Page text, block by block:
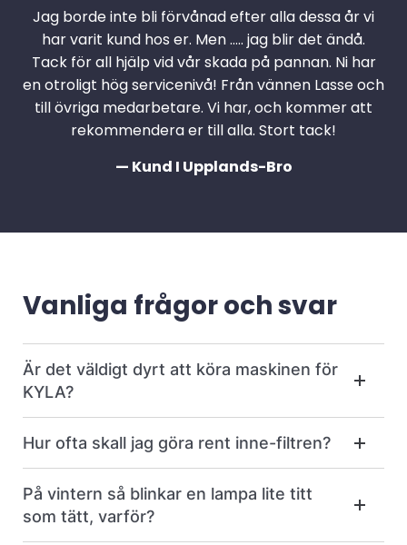
Jag borde inte bli förvånad efter alla dessa år vi
har varit kund hos er. Men ….. jag blir det ändå.
Tack för all hjälp vid vår skada på pannan. Ni har
en otroligt hög servicenivå! Från vännen Lasse och
till övriga medarbetare. Vi har, och kommer att
rekommendera er till alla. Stort tack!
— Kund I Upplands-Bro
Vanliga frågor och svar
Är det väldigt dyrt att köra maskinen för
KYLA?
Hur ofta skall jag göra rent inne-filtren?
På vintern så blinkar en lampa lite titt
som tätt, varför?